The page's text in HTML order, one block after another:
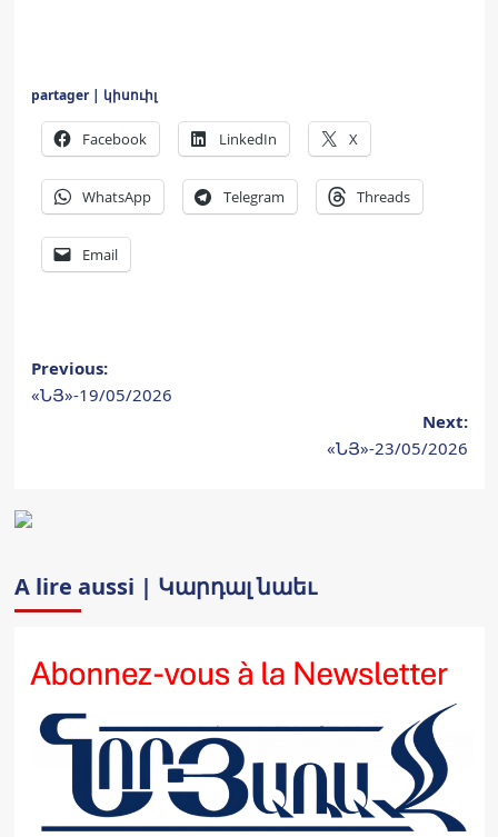
partager | կիսուիլ
Facebook LinkedIn X
WhatsApp Telegram Threads
Email
Post
navigation
Previous:
«ՆՅ»-19/05/2026
Next:
«ՆՅ»-23/05/2026
A lire aussi | Կարդալ նաեւ